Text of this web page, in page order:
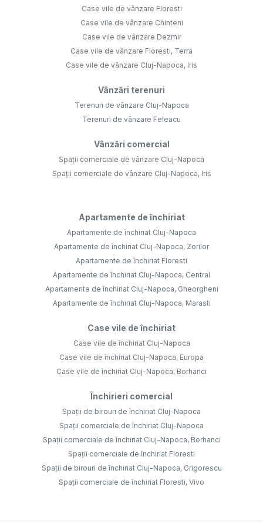
Case vile de vânzare Floresti
Case vile de vânzare Chinteni
Case vile de vânzare Dezmir
Case vile de vânzare Floresti, Terra
Case vile de vânzare Cluj-Napoca, Iris
Vânzări terenuri
Terenuri de vânzare Cluj-Napoca
Terenuri de vânzare Feleacu
Vânzări comercial
Spații comerciale de vânzare Cluj-Napoca
Spații comerciale de vânzare Cluj-Napoca, Iris
Apartamente de închiriat
Apartamente de închiriat Cluj-Napoca
Apartamente de închiriat Cluj-Napoca, Zorilor
Apartamente de închiriat Floresti
Apartamente de închiriat Cluj-Napoca, Central
Apartamente de închiriat Cluj-Napoca, Gheorgheni
Apartamente de închiriat Cluj-Napoca, Marasti
Case vile de închiriat
Case vile de închiriat Cluj-Napoca
Case vile de închiriat Cluj-Napoca, Europa
Case vile de închiriat Cluj-Napoca, Borhanci
Închirieri comercial
Spații de birouri de închiriat Cluj-Napoca
Spații comerciale de închiriat Cluj-Napoca
Spații comerciale de închiriat Cluj-Napoca, Borhanci
Spații comerciale de închiriat Floresti
Spații de birouri de închiriat Cluj-Napoca, Grigorescu
Spații comerciale de închiriat Floresti, Vivo